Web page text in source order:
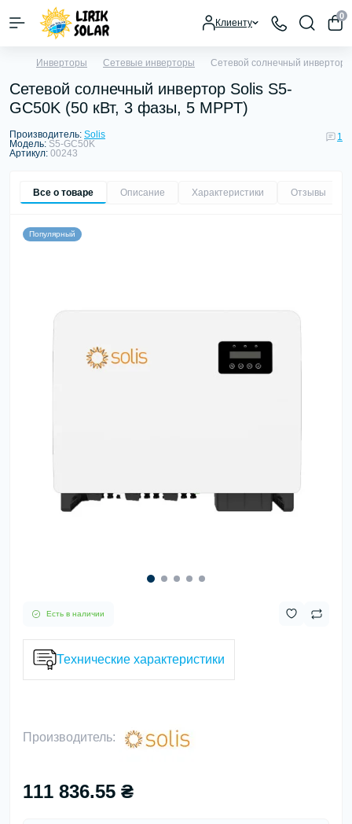
Клиенту
0
Инверторы Сетевые инверторы Сетевой солнечный инвертор
Сетевой солнечный инвертор Solis S5-
GC50K (50 кВт, 3 фазы, 5 MPPT)
Производитель: Solis
Модель: S5-GC50K
Артикул: 00243
1
Все о товаре Описание Характеристики Отзывы
Популярный
Есть в наличии
Технические характеристики
Производитель:
111 836.55 ₴